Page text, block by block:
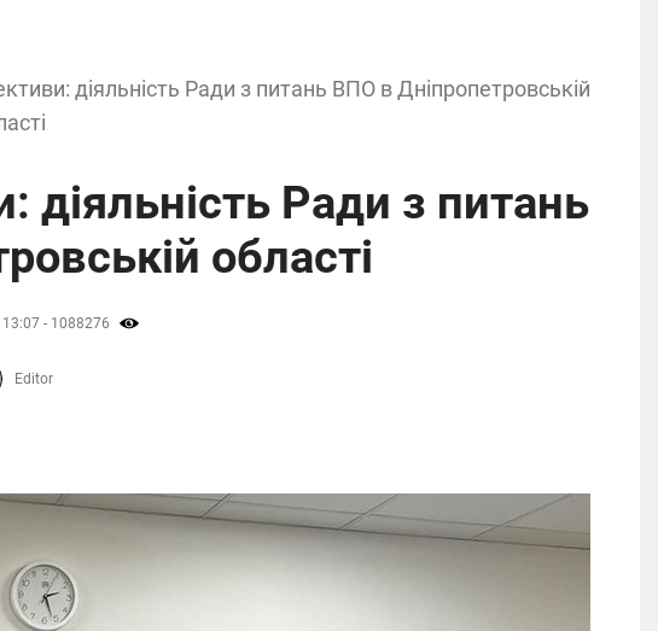
діяльність Ради з питань ВПО в Дніпропетровській
діяльність Ради з питань
області
- 1088276
Editor